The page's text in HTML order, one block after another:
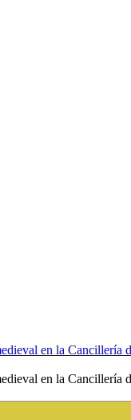
en la Cancillería
en la Cancillería